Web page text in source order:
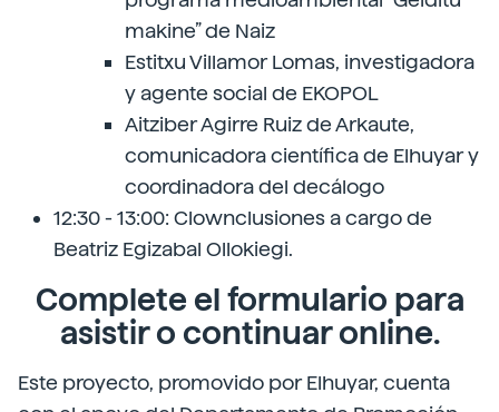
makine” de Naiz
Estitxu Villamor Lomas, investigadora
y agente social de EKOPOL
Aitziber Agirre Ruiz de Arkaute,
comunicadora científica de Elhuyar y
coordinadora del decálogo
12:30 - 13:00: Clownclusiones a cargo de
Beatriz Egizabal Ollokiegi.
Complete el formulario para
asistir o continuaronline.
Este proyecto, promovido por Elhuyar, cuenta